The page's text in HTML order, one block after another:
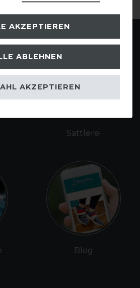
Sattlerei
Blog
AKZEPTIEREN
ABLEHNEN
AKZEPTIEREN